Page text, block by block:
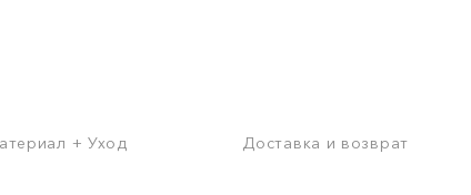
+ Уход Доставка и возврат